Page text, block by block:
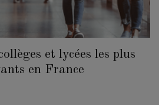
et lycées les plus
en France